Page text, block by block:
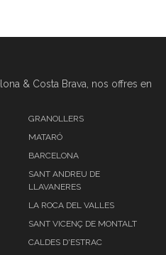
& Costa Brava, nos offres en
GRANOLLERS
MATARÓ
BARCELONA
SANT ANDREU DE
LLAVANERES
LA ROCA DEL VALLES
SANT VICENÇ DE MONTALT
CALDES D'ESTRAC